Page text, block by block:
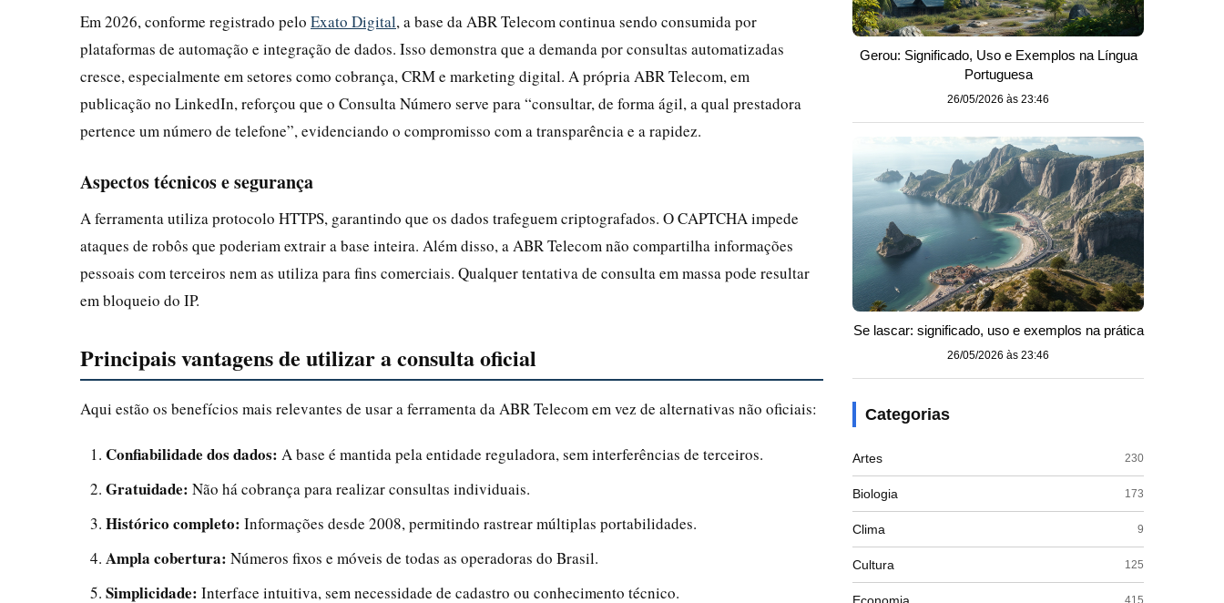
Em 2026, conforme registrado pelo Exato Digital, a base da ABR Telecom continua sendo consumida por
plataformas de automação e integração de dados. Isso demonstra que a demanda por consultas automatizadas
cresce, especialmente em setores como cobrança, CRM e marketing digital. A própria ABR Telecom, em
publicação no LinkedIn, reforçou que o Consulta Número serve para “consultar, de forma ágil, a qual prestadora
pertence um número de telefone”, evidenciando o compromisso com a transparência e a rapidez.
Aspectos técnicos e segurança
A ferramenta utiliza protocolo HTTPS, garantindo que os dados trafeguem criptografados. O CAPTCHA impede
ataques de robôs que poderiam extrair a base inteira. Além disso, a ABR Telecom não compartilha informações
pessoais com terceiros nem as utiliza para fins comerciais. Qualquer tentativa de consulta em massa pode resultar
em bloqueio do IP.
Principais vantagens de utilizar a consulta oficial
Aqui estão os benefícios mais relevantes de usar a ferramenta da ABR Telecom em vez de alternativas não oficiais:
Confiabilidade dos dados: A base é mantida pela entidade reguladora, sem interferências de terceiros.
Gratuidade: Não há cobrança para realizar consultas individuais.
Histórico completo: Informações desde 2008, permitindo rastrear múltiplas portabilidades.
Ampla cobertura: Números fixos e móveis de todas as operadoras do Brasil.
Simplicidade: Interface intuitiva, sem necessidade de cadastro ou conhecimento técnico.
Gerou: Significado, Uso e Exemplos na Língua
Portuguesa
26/05/2026 às 23:46
Se lascar: significado, uso e exemplos na prática
26/05/2026 às 23:46
Categorias
Artes 230
Biologia 173
Clima 9
Cultura 125
415